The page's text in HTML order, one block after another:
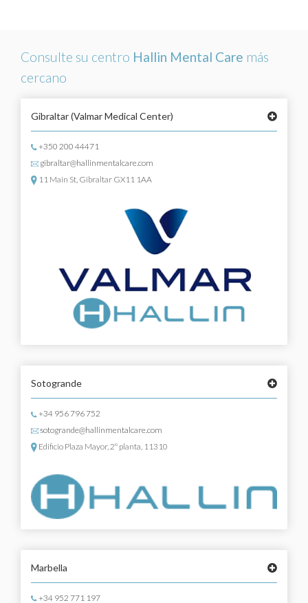
Consulte su centro Hallin Mental Care más
cercano
Gibraltar(Valmar Medical Center)
+350 200 44471
gibraltar@hallinmentalcare.com
11 Main St, Gibraltar GX11 1AA
Sotogrande
+34 956 796 752
sotogrande@hallinmentalcare.com
Edificio Plaza Mayor, 2º planta, 11310
Marbella
+34 952 771 197